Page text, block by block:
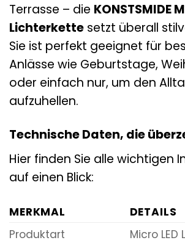
Terrasse – die KONSTSMIDE
Lichterkette setzt überall
Sie ist perfekt geeignet für
Anlässe wie Geburtstage,
oder einfach nur, um den
aufzuhellen.
Technische Daten, die
Hier finden Sie alle wichtigen
auf einen Blick:
MERKMAL
DETAILS
Produktart
Micro